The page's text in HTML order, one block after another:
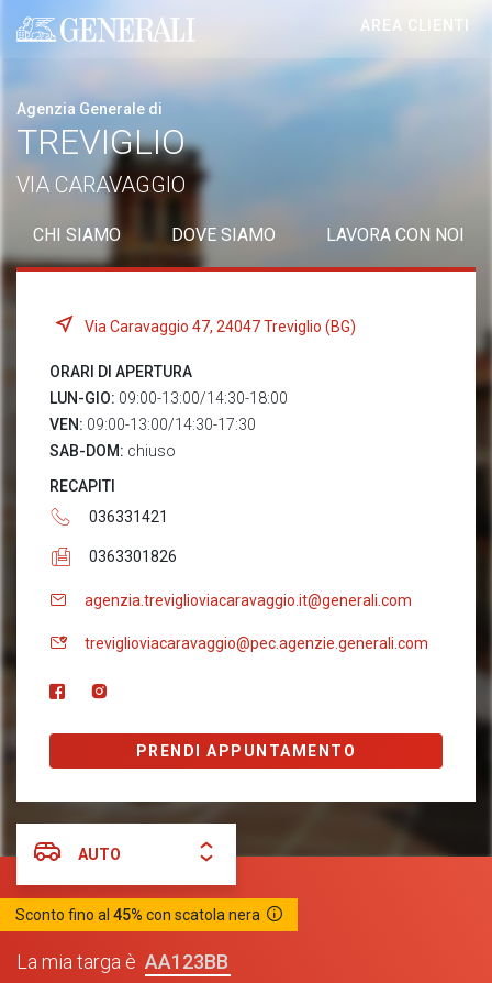
Generali logo
AREA CLIENTI
Agenzia Generale di
TREVIGLIO
VIA CARAVAGGIO
CHI SIAMO DOVE SIAMO LAVORA CON NOI
Via Caravaggio 47, 24047 Treviglio (BG)
ORARI DI APERTURA
LUN-GIO: 09:00-13:00/14:30-18:00
VEN: 09:00-13:00/14:30-17:30
SAB-DOM: chiuso
RECAPITI
036331421
0363301826
agenzia.treviglioviacaravaggio.it@generali.com
treviglioviacaravaggio@pec.agenzie.generali.com
PRENDI APPUNTAMENTO
AUTO
Sconto fino al 45% con scatola nera
La mia targa è
AA123BB